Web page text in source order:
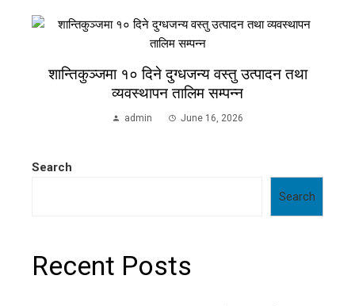
शान्तिकुञ्जमा १० दिने दुग्धजन्य वस्तु उत्पादन तथा
व्यवस्थापन तालिम सम्पन्न
admin June 16, 2026
Search
Search
Recent Posts